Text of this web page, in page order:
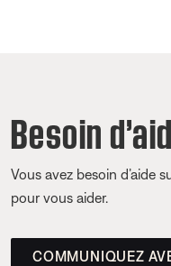
Besoin
Vous avez besoin d’aide
pour vous aider.
COMMUNIQUEZ